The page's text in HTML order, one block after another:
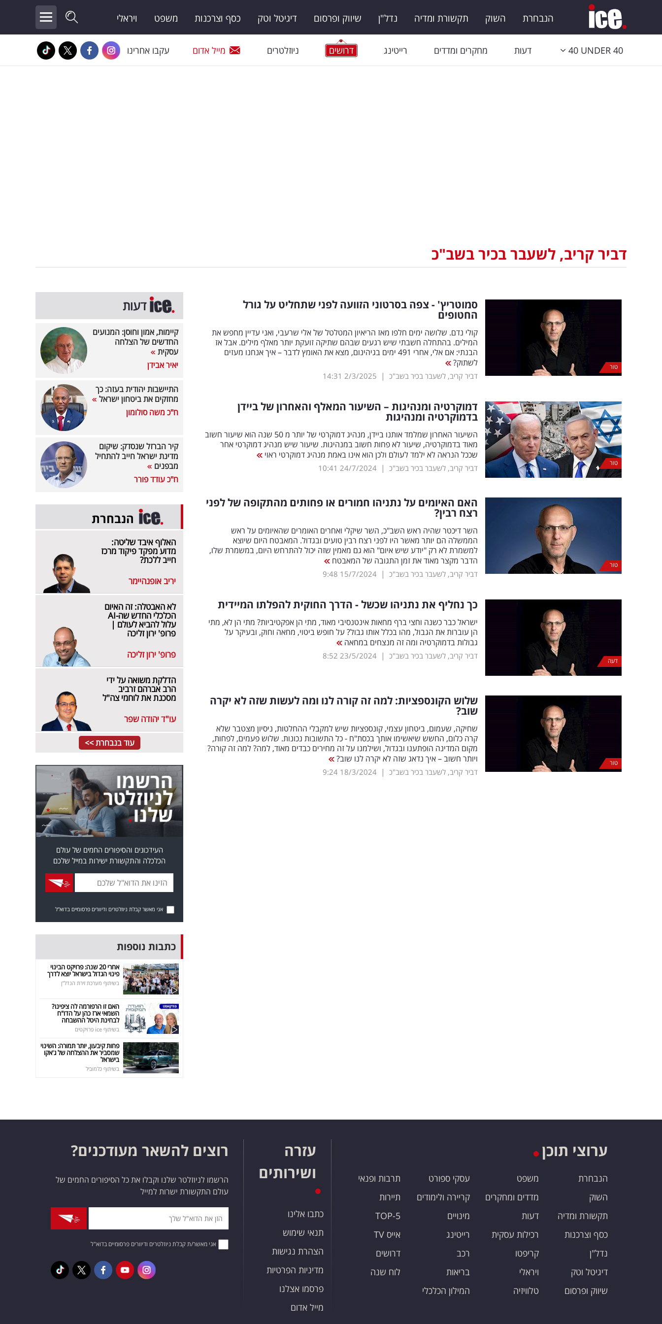
הנבחרת השוק תקשורת ומדיה נדל"ן שיווק ופרסום דיגיטל וטק כסף וצרכנות משפט ויראלי
40 UNDER 40 דעות מחקרים ומדדים רייטינג דרושים ניוזלטרים מייל אדום עקבו אחרינו
דביר קריב, לשעבר בכיר בשב"כ
טור
סמוטריץ' - צפה בסרטוני הזוועה לפני שתחליט על גורל
החטופים
קולי נדם. שלושה ימים חלפו מאז הריאיון המטלטל של אלי שרעבי, ואני עדיין מחפש את
המילים. בהתחלה חשבתי שיש רגעים שבהם שתיקה זועקת יותר מאלף מילים. אבל אז
הבנתי: אם אלי, אחרי 491 ימים בגיהינום, מצא את האומץ לדבר – איך אנחנו מעזים
לשתוק?
דביר קריב, לשעבר בכיר בשב"כ |
2/3/2025
14:31
טור
דמוקרטיה ומנהיגות – השיעור המאלף והאחרון של ביידן
בדמוקרטיה ומנהיגות
השיעור האחרון שמלמד אותנו ביידן, מנהיג דמוקרטי של יותר מ 50 שנה הוא שיעור חשוב
מאוד בדמוקרטיה, שיעור לא פחות חשוב במנהיגות. שיעור שיש מנהיג דמוקרטי אחר
שככל הנראה לא ילמד לעולם ולכן הוא אינו באמת מנהיג דמוקרטי ראוי
דביר קריב, לשעבר בכיר בשב"כ |
24/7/2024
10:41
טור
האם האיומים על נתניהו חמורים או פחותים מהתקופה של לפני
רצח רבין?
השר דיכטר שהיה ראש השב"כ, השר שיקלי ואחרים האומרים שהאיומים על ראש
הממשלה הם יותר מאשר היו לפני רצח רבין טועים ובגדול. המאבטח היום שיוצא
למשמרת לא רק "יודע שיש איום" הוא גם מאמין שזה יכול להתרחש היום, במשמרת שלו,
הדבר מקצר מאוד את זמן התגובה של המאבטח
דביר קריב, לשעבר בכיר בשב"כ |
15/7/2024
9:48
דעה
כך נחליף את נתניהו שכשל - הדרך החוקית להפלתו המיידית
ישראל כבר כשנה וחצי ברף מחאות אינטנסיבי מאוד, מתי הן אפקטיביות? מתי הן לא, מתי
הן עוברות את הגבול, מהו בכלל אותו גבול? על חופש ביטוי, מחאה וחוק, ובעיקר על
גבולות בדמוקרטיה ומה זה מנצחים במחאה
דביר קריב, לשעבר בכיר בשב"כ |
23/5/2024
8:52
טור
שלוש הקונספציות: למה זה קורה לנו ומה לעשות שזה לא יקרה
שוב?
שחיקה, שעמום, ביטחון עצמי, קונספציות שיש למקבלי ההחלטות, ניסיון מצטבר שלא
קרה כלום, החשש שיאשימו אותך בכסת"ח - כל התשובות נכונות. שלוש פעמים, לפחות,
מקום המדינה הופתענו ובגדול, ושילמנו על זה מחירים כבדים מאוד, למה? למה זה קורה?
ויותר חשוב – איך נדאג שזה לא יקרה לנו שוב?
דביר קריב, לשעבר בכיר בשב"כ |
18/3/2024
9:24
דעות
קיימות, אמון וחוסן: המנועים
החדשים של הצלחה
עסקית
יאיר אבידן
התיישבות יהודית בעזה: כך
מחזקים את ביטחון ישראל
ח"כ משה סולומון
קיר הברזל שנסדק: שיקום
מדינת ישראל חייב להתחיל
מבפנים
ח"כ עודד פורר
הנבחרת
האלוף איבד שליטה:
מדוע מפקד פיקוד מרכז
חייב ללכת?
יריב אופנהיימר
לא האבטלה: זה האיום
הכלכלי החדש שה-AI
עלול להביא לעולם |
פרופ' ירון זליכה
פרופ' ירון זליכה
הדלקת משואה על ידי
הרב אברהם זרביב
מסכנת את לוחמי צה"ל
עו"ד יהודה שפר
עוד בנבחרת >>
העידכונים והסיפורים החמים של עולם
הכלכלה והתקשורת ישירות במייל שלכם
אני מאשר קבלת ניוזלטרים ודיוורים פרסומיים בדוא"ל
כתבות נוספות
אחרי 20 שנה: פרויקט הבינוי
פינוי הגדול בישראל יוצא לדרך
בשיתוף מערכת זירת הנדל"ן
האם זו הרפורמה לה ציפינו?
השמאי ארז כהן על הדו"ח
לבחינת היטל ההשבחה
בשיתוף ice פרויקטים
פחות קיבעון, יותר תמורה: השינוי
שמסביר את ההצלחה של ג'אקו
בישראל
בשיתוף כלמוביל
ערוצי תוכן
הנבחרת
השוק
תקשורת ומדיה
כסף וצרכנות
נדל"ן
דיגיטל וטק
שיווק ופרסום
משפט
מדדים ומחקרים
דעות
רכילות עסקית
קריפטו
ויראלי
טלוויזיה
עסקי ספורט
קריירה ולימודים
מינויים
רייטינג
רכב
בריאות
המילון הכלכלי
תרבות ופנאי
תיירות
TOP-5
אייס TV
דרושים
לוח שנה
עזרה
ושירותים
כתבו אלינו
תנאי שימוש
הצהרת נגישות
מדיניות הפרטיות
פרסמו אצלנו
מייל אדום
רוצים להשאר מעודכנים?
הרשמו לניוזלטר שלנו וקבלו את כל הסיפורים החמים של
עולם התקשורת ישרות למייל
אני מאשר/ת קבלת ניוזלטרים ודיוורים פרסומיים בדוא"ל